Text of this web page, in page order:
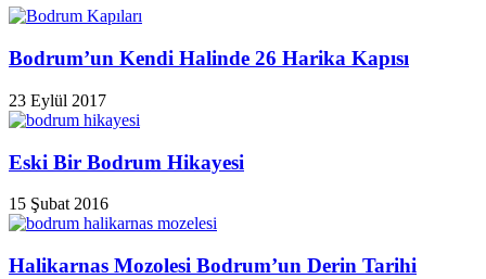
Bodrum’un Kendi Halinde 26 Harika Kapısı
23 Eylül 2017
Eski Bir Bodrum Hikayesi
15 Şubat 2016
Halikarnas Mozolesi Bodrum’un Derin Tarihi